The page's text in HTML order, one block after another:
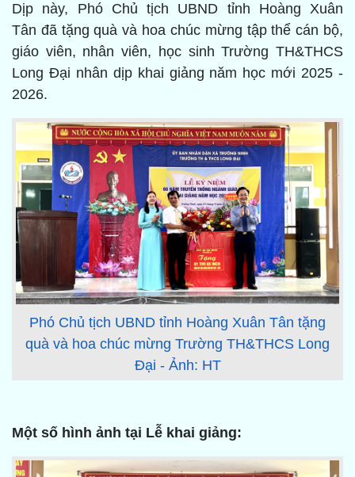
Dịp này, Phó Chủ tịch UBND tỉnh Hoàng Xuân
Tân đã tặng quà và hoa chúc mừng tập thể cán bộ,
giáo viên, nhân viên, học sinh Trường TH&THCS
Long Đại nhân dịp khai giảng năm học mới 2025 -
2026.
Phó Chủ tịch UBND tỉnh Hoàng Xuân Tân tặng
quà và hoa chúc mừng Trường TH&THCS Long
Đại - Ảnh: HT
Một số hình ảnh tại Lễ khai giảng: